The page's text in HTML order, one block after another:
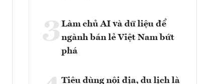
3 Làm chủ AI và dữ liệu để
ngành bán lẻ Việt Nam bứt
phá
Tiêu dùng nội địa, du lịch là